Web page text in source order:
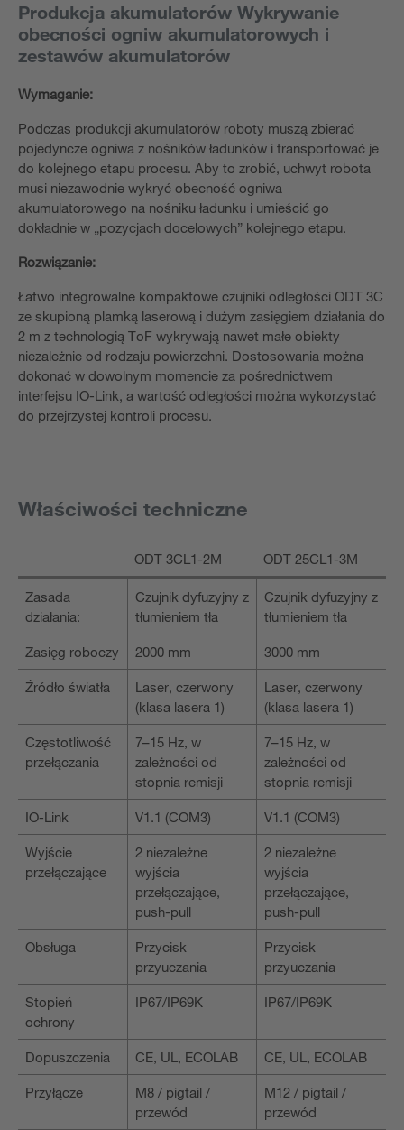
Produkcja akumulatorów Wykrywanie
obecności ogniw akumulatorowych i
zestawów akumulatorów
Wymaganie:
Podczas produkcji akumulatorów roboty muszą zbierać
pojedyncze ogniwa z nośników ładunków i transportować je
do kolejnego etapu procesu. Aby to zrobić, uchwyt robota
musi niezawodnie wykryć obecność ogniwa
akumulatorowego na nośniku ładunku i umieścić go
dokładnie w „pozycjach docelowych” kolejnego etapu.
Rozwiązanie:
Łatwo integrowalne kompaktowe czujniki odległości ODT 3C
ze skupioną plamką laserową i dużym zasięgiem działania do
2 m z technologią ToF wykrywają nawet małe obiekty
niezależnie od rodzaju powierzchni. Dostosowania można
dokonać w dowolnym momencie za pośrednictwem
interfejsu IO-Link, a wartość odległości można wykorzystać
do przejrzystej kontroli procesu.
Właściwości techniczne
ODT 3CL1-2M ODT 25CL1-3M
Zasada
działania:
Czujnik dyfuzyjny z
tłumieniem tła
Czujnik dyfuzyjny z
tłumieniem tła
Zasięg roboczy 2000 mm 3000 mm
Źródło światła
Laser, czerwony
(klasa lasera 1)
Laser, czerwony
(klasa lasera 1)
Częstotliwość
przełączania
7–15 Hz, w
zależności od
stopnia remisji
7–15 Hz, w
zależności od
stopnia remisji
IO-Link V1.1 (COM3) V1.1 (COM3)
Wyjście
przełączające
2 niezależne
wyjścia
przełączające,
push-pull
2 niezależne
wyjścia
przełączające,
push-pull
Obsługa
Przycisk
przyuczania
Przycisk
przyuczania
Stopień
ochrony
IP67/IP69K IP67/IP69K
Dopuszczenia CE, UL, ECOLAB CE, UL, ECOLAB
Przyłącze
M8 / pigtail /
przewód
M12 / pigtail /
przewód